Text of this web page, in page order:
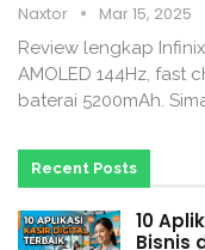
Naxtor Mar 15, 2025
Review lengkap
AMOLED 144Hz, fast
baterai 5200mAh.
Recent Posts
10
Bisnis